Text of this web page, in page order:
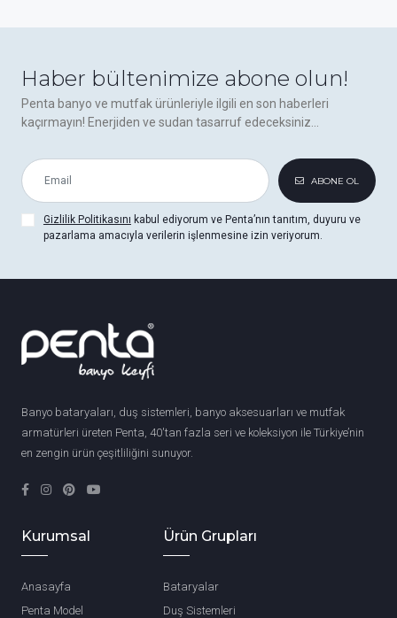
Haber bültenimize abone olun!
Penta banyo ve mutfak ürünleriyle ilgili en son haberleri
kaçırmayın! Enerjiden ve sudan tasarruf edeceksiniz...
ABONE OL
Gizlilik Politikasını kabul ediyorum ve Penta’nın tanıtım, duyuru ve
pazarlama amacıyla verilerin işlenmesine izin veriyorum.
Banyo bataryaları, duş sistemleri, banyo aksesuarları ve mutfak
armatürleri üreten Penta, 40'tan fazla seri ve koleksiyon ile Türkiye’nin
en zengin ürün çeşitliliğini sunuyor.
Kurumsal
Anasayfa
Penta Model
Ürün Grupları
Bataryalar
Duş Sistemleri